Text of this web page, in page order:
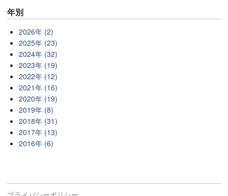
年別
2026年 (2)
2025年 (23)
2024年 (32)
2023年 (19)
2022年 (12)
2021年 (16)
2020年 (19)
2019年 (8)
2018年 (31)
2017年 (13)
2016年 (6)